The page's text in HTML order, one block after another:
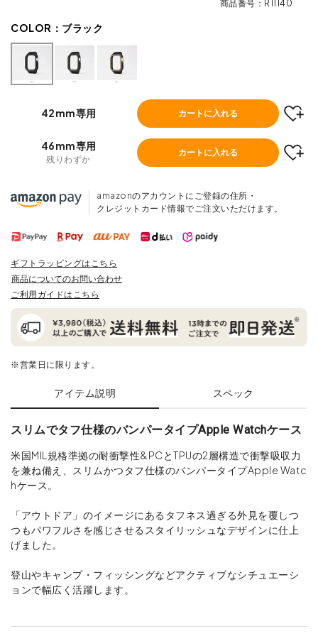
商品番号 R11140
COLOR： ブラック
42mm専用 カートに入れる
46mm専用
残りわずか
カートに入れる
amazonのアカウントにご登録の住所・
クレジットカード情報でご注文いただけます。
ギフトラッピングはこちら
商品についてのお問い合わせ
ご利用ガイドはこちら
※営業日に限ります。
アイテム説明 スペック
スリムでタフ仕様のバンパータイプApple Watchケース
米国MIL規格準拠の耐衝撃性&PCとTPUの2層構造で衝撃吸収力
を兼ね備え、スリムかつタフ仕様のバンパータイプApple Watc
hケース。
「アウトドア」のイメージにあるタフネス過ぎる外見を覆しつ
つもパワフルさを感じさせるスタイリッシュなデザインに仕上
げました。
登山やキャンプ・フィッシングなどアクティブなシチュエーシ
ョンで幅広く活躍します。